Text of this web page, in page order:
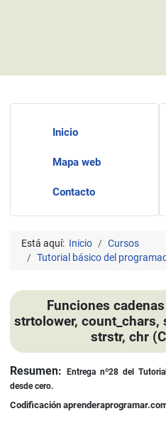
Inicio
Mapa web
Contacto
Está aquí: Inicio
Cursos
Tutorial básico del
Funciones
strtolower, count_chars,
strstr, chr
Detalles
Resumen: Entrega nº28del
desde cero.
Codificación